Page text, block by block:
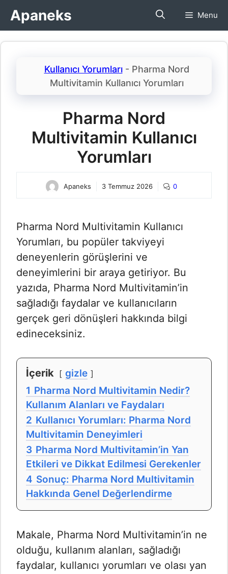
İçeriğe
atlaApaneks Menu
Kullanıcı Yorumları- Pharma Nord
Multivitamin Kullanıcı Yorumları​
Pharma Nord
Multivitamin Kullanıcı
Yorumları​
Apaneks 3 Temmuz 2026 0
Pharma Nord Multivitamin Kullanıcı
Yorumları​, bu popüler takviyeyi
deneyenlerin görüşlerini ve
deneyimlerini bir araya getiriyor. Bu
yazıda, Pharma Nord Multivitamin’in
sağladığı faydalar ve kullanıcıların
gerçek geri dönüşleri hakkında bilgi
edineceksiniz.
İçerik
gizle
1 Pharma Nord Multivitamin Nedir?
Kullanım Alanları ve Faydaları
2 Kullanıcı Yorumları: Pharma Nord
Multivitamin Deneyimleri
3 Pharma Nord Multivitamin’in Yan
Etkileri ve Dikkat Edilmesi Gerekenler
4 Sonuç: Pharma Nord Multivitamin
Hakkında Genel Değerlendirme
Makale, Pharma Nord Multivitamin’in ne
olduğu, kullanım alanları, sağladığı
faydalar, kullanıcı yorumları ve olası yan